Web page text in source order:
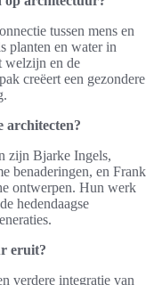
tussen mens en
planten en water in
welzijn en de
creëert een gezondere
architecten?
zijn Bjarke Ingels,
benaderingen, en Frank
ontwerpen. Hun werk
hedendaagse
eruit?
verdere integratie van